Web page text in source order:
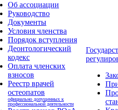
Об ассоциации
Руководство
Документы
Условия членства
Порядок вступления
Деонтологический
кодекс
Оплата членских
взносов
Реестр врачей
остеопатов
официально допущенных к
профессиональной деятельности